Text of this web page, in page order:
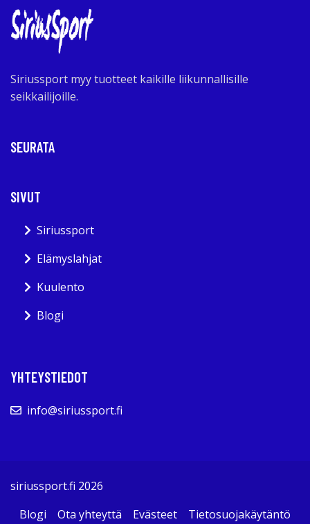
Siriussport myy tuotteet kaikille liikunnallisille
seikkailijoille.
SEURATA
SIVUT
Siriussport
Elämyslahjat
Kuulento
Blogi
YHTEYSTIEDOT
info@siriussport.fi
siriussport.fi 2026
Blogi
Ota yhteyttä Evästeet Tietosuojakäytäntö